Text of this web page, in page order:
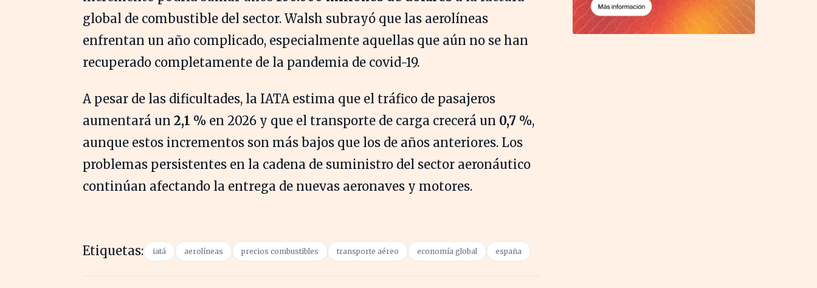
global de combustible del sector. Walsh subrayó que las aerolíneas
enfrentan un año complicado, especialmente aquellas que aún no se han
recuperado completamente de la pandemia de covid-19.
A pesar de las dificultades, la IATA estima que el tráfico de pasajeros
aumentará un 2,1 % en 2026 y que el transporte de carga crecerá un 0,7 %,
aunque estos incrementos son más bajos que los de años anteriores. Los
problemas persistentes en la cadena de suministro del sector aeronáutico
continúan afectando la entrega de nuevas aeronaves y motores.
Etiquetas: iatá aerolíneas precios combustibles transporte aéreo economía global españa